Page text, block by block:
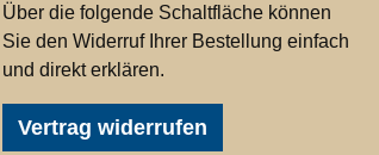
Über die folgende Schaltfläche können
Sie den Widerruf Ihrer Bestellung einfach
und direkt erklären.
Vertrag widerrufen